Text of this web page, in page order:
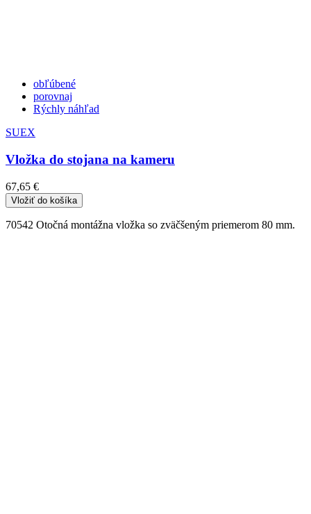
obľúbené
porovnaj
Rýchly náhľad
SUEX
Vložka do stojana na kameru
67,65 €
Vložiť do košíka
70542 Otočná montážna vložka so zväčšeným priemerom 80 mm.